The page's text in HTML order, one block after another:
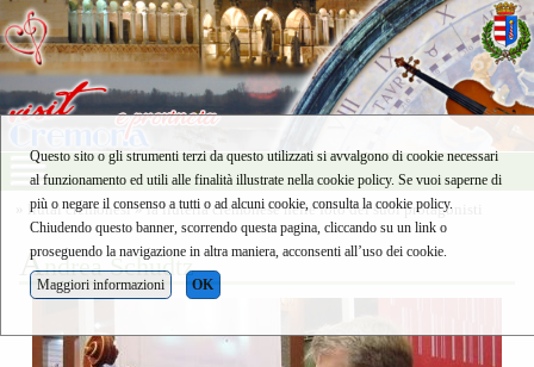
» liutai cremonesi »la liuteria cremonese nelle foto dei suoi protagonisti
Andrea Schudtz
Questo sito o gli strumenti terzi da questo utilizzati si avvalgono di cookie necessari
al funzionamento ed utili alle finalità illustrate nella cookie policy. Se vuoi saperne di
più o negare il consenso a tutti o ad alcuni cookie, consulta la cookie policy.
Chiudendo questo banner, scorrendo questa pagina, cliccando su un link o
proseguendo la navigazione in altra maniera, acconsenti all’uso dei cookie.
Maggiori informazioni
OK